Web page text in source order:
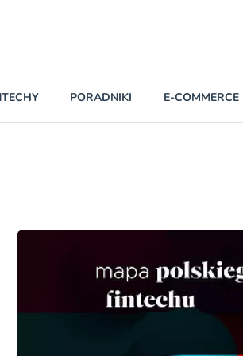
PRAWO
RAPORTY SPECJALNE
PORADNIKI E-COMMERCE